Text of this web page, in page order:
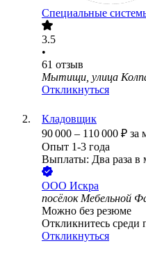
Специальные
3.5
•
61 отзыв
Мытищи, улица
Откликнуться
Кладовщик
90 000 – 110 000 ₽ за
Опыт 1-3 года
Выплаты: Два раза в
ООО Искра
посёлок Мебельной
Можно без резюме
Откликнитесь среди
Откликнуться